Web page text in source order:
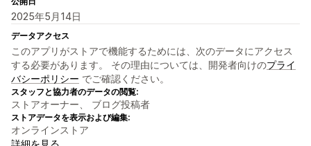
2025年5月14日
データアクセス
このアプリがストアで機能するためには、次のデータにアクセス
する必要があります。 その理由については、開発者向けのプライ
バシーポリシー でご確認ください。
スタッフと協力者のデータの閲覧:
ストアオーナー、 ブログ投稿者
ストアデータを表示および編集:
オンラインストア